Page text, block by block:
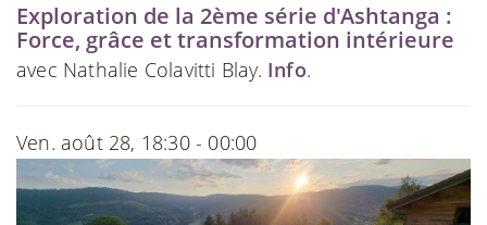
Exploration de la 2ème série d'Ashtanga :
Force, grâce et transformation intérieure
avec Nathalie Colavitti Blay. Info.
Ven. août 28, 18:30 - 00:00